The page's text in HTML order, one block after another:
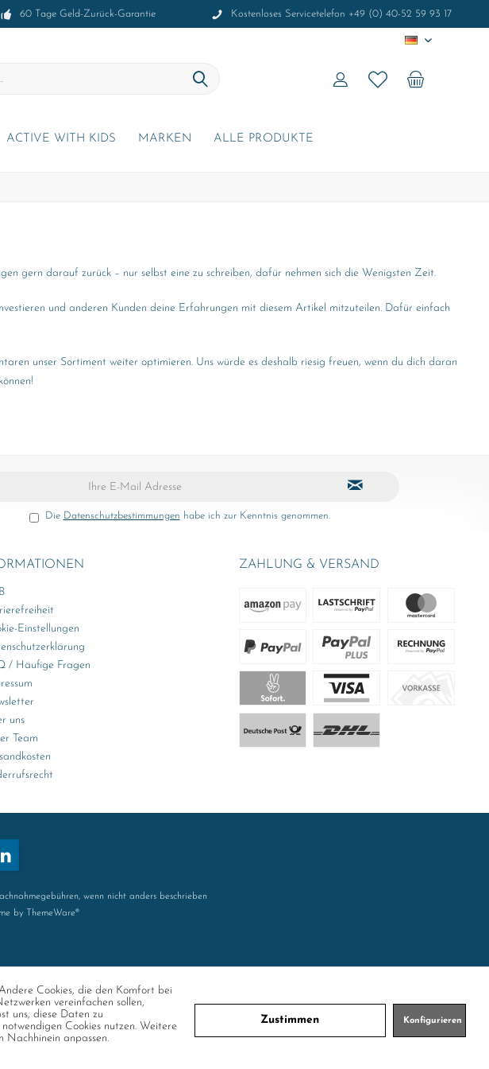
60 Tage Geld-Zurück-Garantie Kostenloses Servicetelefon +49 (0) 40-52 59 93 17
DE
ACTIVE WITH KIDS MARKEN ALLE PRODUKTE
gern darauf zurück – nur selbst eine zu schreiben, dafür nehmen sich die Wenigsten Zeit.
und anderen Kunden deine Erfahrungen mit diesem Artikel mitzuteilen. Dafür einfach
unser Sortiment weiter optimieren. Uns würde es deshalb riesig freuen, wenn du dich daran
Die Datenschutzbestimmungen habe ich zur Kenntnis genommen.
Einstellungen
/ Häufige Fragen
uns
Team
ZAHLUNG & VERSAND
wenn nicht anders beschrieben
by
ThemeWare®
Cookies, die den Komfort bei
vereinfachen sollen,
uns, diese Daten zu
Cookies nutzen. Weitere
Nachhinein anpassen.
Zustimmen Konfigurieren